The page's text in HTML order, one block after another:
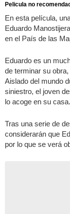
Pelicula no
En esta película,
Eduardo
en el País de las
Eduardo es un
de terminar su
Aislado del mundo
siniestro, el joven
lo acoge en su casa.
Tras una serie de
considerarán que
por lo que se verá